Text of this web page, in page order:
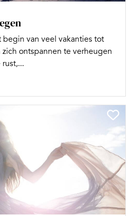
van veel vakanties tot
zich ontspannen te verheugen